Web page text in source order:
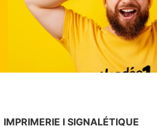
IMPRIMERIE I SIGNALÉTIQUE